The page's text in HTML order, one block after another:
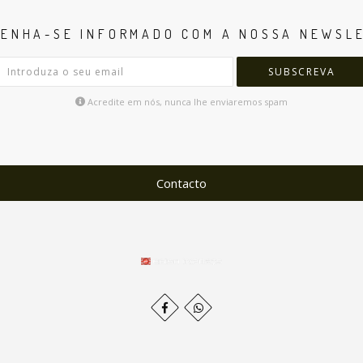
SE INFORMADO COM A NOSSA
SUBSCREVA
Acredite em nós, nunca lhe enviaremos spam
Contacto